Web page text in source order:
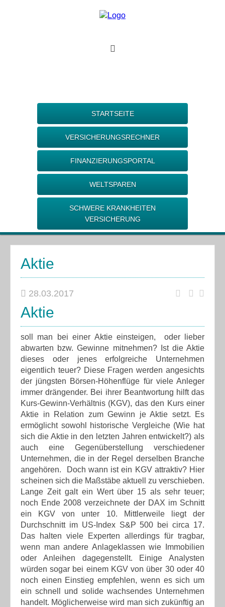
STARTSEITE
VERSICHERUNGSRECHNER
FINANZIERUNGSPORTAL
WELTSPAREN
SCHWERE KRANKHEITEN
VERSICHERUNG
Aktie
28.03.2017
Aktie
soll man bei einer Aktie einsteigen, oder lieber
abwarten bzw. Gewinne mitnehmen? Ist die Aktie
dieses oder jenes erfolgreiche Unternehmen
eigentlich teuer? Diese Fragen werden angesichts
der jüngsten Börsen-Höhenflüge für viele Anleger
immer drängender. Bei ihrer Beantwortung hilft das
Kurs-Gewinn-Verhältnis (KGV), das den Kurs einer
Aktie in Relation zum Gewinn je Aktie setzt. Es
ermöglicht sowohl historische Vergleiche (Wie hat
sich die Aktie in den letzten Jahren entwickelt?) als
auch eine Gegenüberstellung verschiedener
Unternehmen, die in der Regel derselben Branche
angehören. Doch wann ist ein KGV attraktiv? Hier
scheinen sich die Maßstäbe aktuell zu verschieben.
Lange Zeit galt ein Wert über 15 als sehr teuer;
noch Ende 2008 verzeichnete der DAX im Schnitt
ein KGV von unter 10. Mittlerweile liegt der
Durchschnitt im US-Index S&P 500 bei circa 17.
Das halten viele Experten allerdings für tragbar,
wenn man andere Anlageklassen wie Immobilien
oder Anleihen dagegenstellt. Einige Analysten
würden sogar bei einem KGV von über 30 oder 40
noch einen Einstieg empfehlen, wenn es sich um
ein schnell und solide wachsendes Unternehmen
handelt. Möglicherweise wird man sich zukünftig an